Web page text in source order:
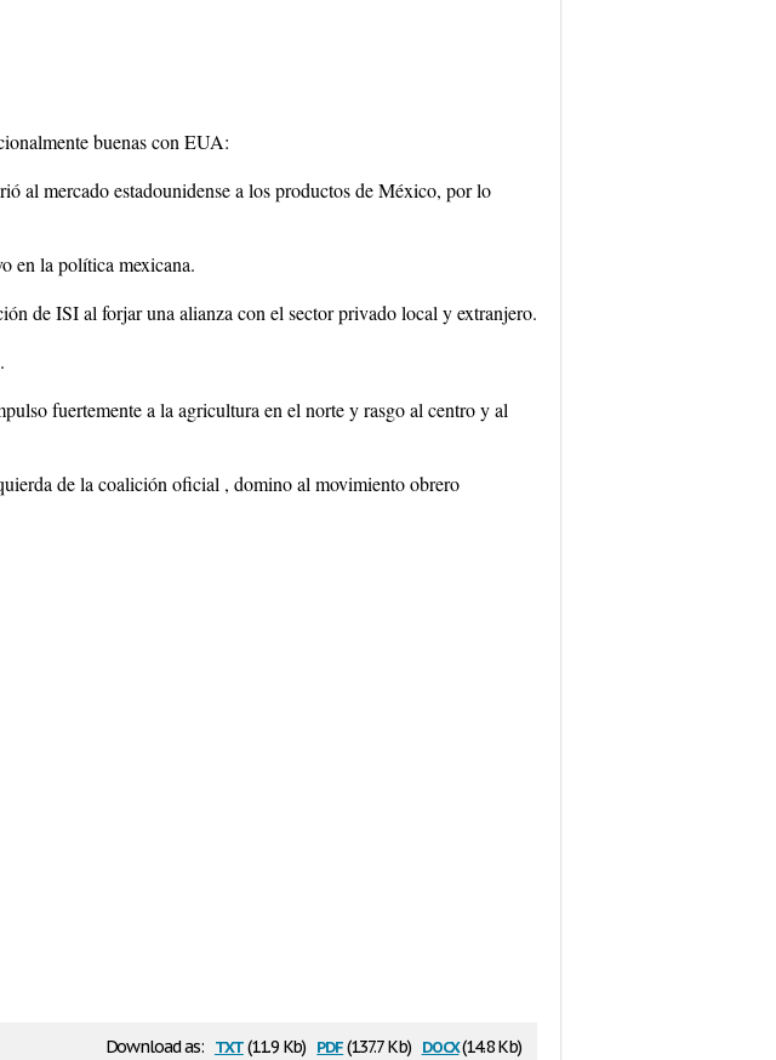
buenas con EUA:
al mercado estadounidense a los productos de México, por lo
en la política mexicana.
de ISI al forjar una alianza con el sector privado local y extranjero.
fuertemente a la agricultura en el norte y rasgo al centro y al
de la coalición oficial , domino al movimiento obrero
Download as: txt(11.9 Kb) pdf(137.7 Kb) docx(14.8 Kb)